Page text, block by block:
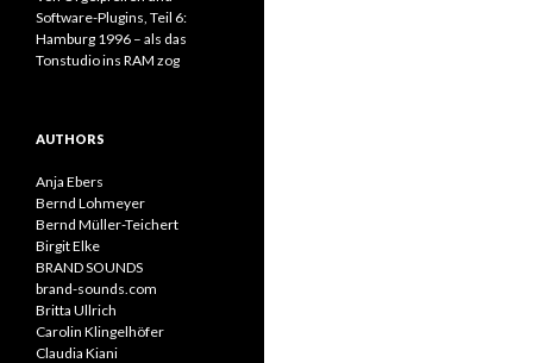
Software-Plugins, Teil 6:
Hamburg 1996 – als das
Tonstudio ins RAM zog
AUTHORS
Anja Ebers
Bernd Lohmeyer
Bernd Müller-Teichert
Birgit Elke
BRAND SOUNDS
brand-sounds.com
Britta Ullrich
Carolin Klingelhöfer
Claudia Kiani